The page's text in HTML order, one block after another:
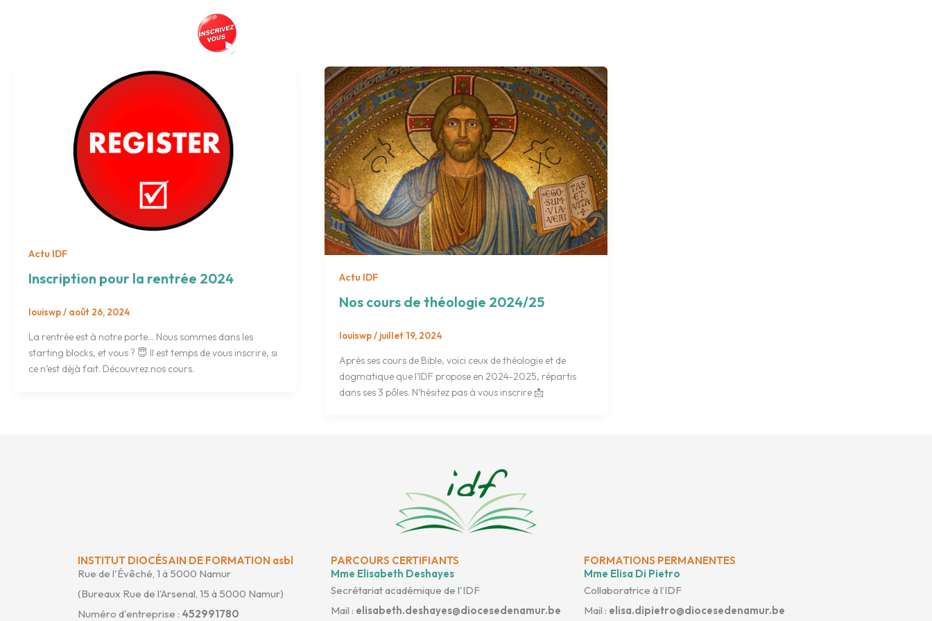
Actu IDF
Inscription pour la rentrée 2024
louiswp/ août 26, 2024
La rentrée est à notre porte… Nous sommes dans les
starting blocks, et vous ? 😇 Il est temps de vous inscrire, si
ce n’est déjà fait. Découvrez nos cours.
Actu IDF
Nos cours de théologie 2024/25
louiswp/ juillet 19, 2024
Après ses cours de Bible, voici ceux de théologie et de
dogmatique que l’IDF propose en 2024-2025, répartis
dans ses 3 pôles. N’hésitez pas à vous inscrire 📩
INSTITUT DIOCÉSAIN DE FORMATION asbl
Rue de l'Évêché, 1 à 5000 Namur
(Bureaux Rue de l'Arsenal, 15 à 5000 Namur)
Numéro d'entreprise : 452991780
PARCOURS CERTIFIANTS
Mme Elisabeth Deshayes
Secrétariat académique de l'IDF
Mail : elisabeth.deshayes@diocesedenamur.be
FORMATIONS PERMANENTES
Mme Elisa Di Pietro
Collaboratrice à l’IDF
Mail : elisa.dipietro@diocesedenamur.be